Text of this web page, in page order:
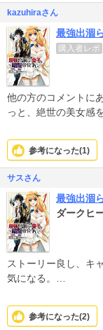
漫画も、良い原作を
kazuhiraさん
最強出涸
購入者レポ
他の方のコメントに
っと、絶世の美女感
カワイイのだが、
ただ、本作の見どこ
ます。この二人で、
参考になった(1)
サスさん
最強出涸
ダークヒ
ストーリー良し、キ
気になる。
ただ肝心のヒロイ
つ。
こういった計略を巡
参考になった(2)